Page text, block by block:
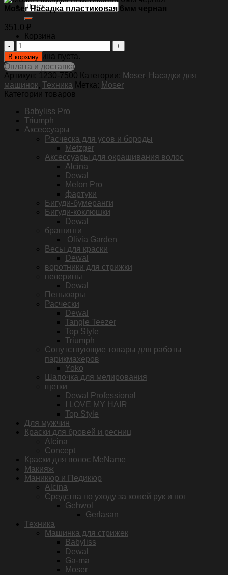
Искать:
Корзина
Корзина пуста.
Moser Насадка пластиковая 6мм черная
351,0 ₽
Количество
товара
Moser
Насадка
пластиковая
6мм
черная
В корзину
Оплата и доставка
Артикул: 1230-7500 Категории: Moser, Насадки для
машинок, Техника Метка: Moser
Категории товаров
Babyliss Pro
Triumph
Аксессуары
Pасческа для усов и бороды
Metzger
Аксессуары для окрашивания волос
Alcina
Dewal
Melon Pro
фартуки
Бигуди-бумеранги
Бигуди-коклюшки
Dewal
брашинги
Olivia Garden
Весы для краски
Dewal
воротники для стрижки
пелерины
Dewal
Пеньюары
Расчески
Dewal
Tangle Teezer
Top Style
Triumph
Сопутствующие товары для работы
парикмахеров
Yoko
Шапочка для мелирования
щетки
Dewal Professional
I LOVE MY HAIR
Top Style
Для мужчин
Краски для бровей и ресниц
Alcina
Concept
Краски для волос MeName
Макияж
Маникюр и Педикюр
Alcina
Средства по уходу за кожей рук и ног
Gehwol
Gerlasan
Техника
Машинка для стрижек
Babyliss
Dewal
Ga-ma
Moser